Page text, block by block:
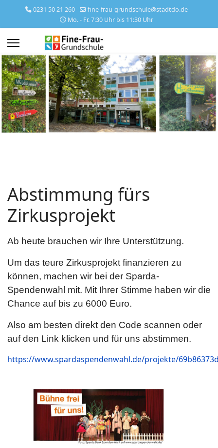
0231 50 21 260
fine-frau-grundschule@stadtdo.de
Mo. - Fr. 7:30 Uhr bis 11:30 Uhr
Abstimmung fürs
Zirkusprojekt
Ab heute brauchen wir Ihre Unterstützung.
Um das teure Zirkusprojekt finanzieren zu
können, machen wir bei der Sparda-
Spendenwahl mit. Mit Ihrer Stimme haben wir die
Chance auf bis zu 6000 Euro.
Also am besten direkt den Code scannen oder
auf den Link klicken und für uns abstimmen.
https://www.spardaspendenwahl.de/projekte/